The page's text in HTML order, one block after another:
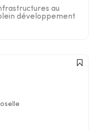
au
développement